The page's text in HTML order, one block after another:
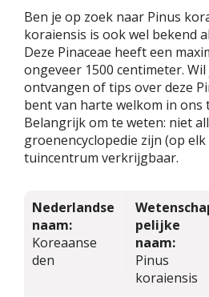
Ben je op zoek naar Pinus
koraiensis is ook wel bekend
Deze Pinaceae heeft een
ongeveer 1500 centimeter.
ontvangen of tips over deze
bent van harte welkom in ons
Belangrijk om te weten: niet
groenencyclopedie zijn (op
tuincentrum verkrijgbaar.
Nederlandse
naam:
Koreaanse
den
pelijke
naam:
Pinus
koraiensis